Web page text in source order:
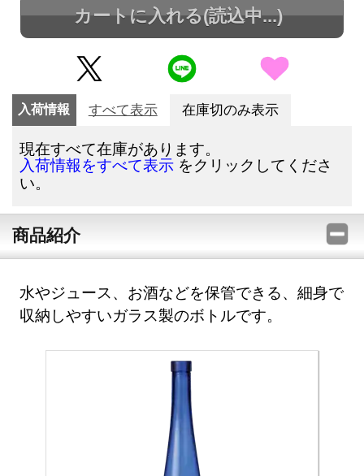
カートに入れる(読込中...)
入荷情報 すべて表示 在庫切のみ表示
現在すべて在庫があります。
入荷情報をすべて表示 をクリックしてくださ
い。
商品紹介
水やジュース、お酒などを保管できる、細身で
収納しやすいガラス製のボトルです。